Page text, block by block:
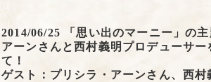
2014/06/25
「思い出のマーニー」の
アーンさんと西村義明プロデューサ
て！
ゲスト：プリシラ・アーンさん、西村